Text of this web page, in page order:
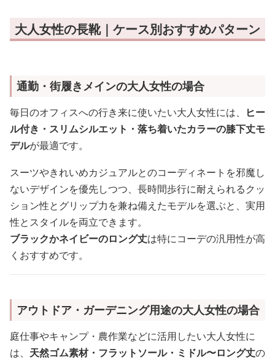
大人女性の長靴｜ケース別おすすめパターン
通勤・街履きメインの大人女性の場合
毎日のオフィスへの行き来に使いたい大人女性には、
ヒー
ル付き・スリムシルエット・落ち着いたカラーの膝下丈モ
デルが最適です。
スーツやきれいめカジュアルとのコーディネートを邪魔し
ないデザインを優先しつつ、長時間歩行に耐えられるクッ
ション性とグリップ力を兼ね備えたモデルを選ぶと、実用
性とスタイルを両立できます。
ブラックかネイビーのロング丈は特にコーデの汎用性が高
くおすすめです。
アウトドア・ガーデニング用途の大人女性の場合
庭仕事やキャンプ・農作業などに活用したい大人女性に
は、 天然ゴム素材・フラットソール・ミドル〜ロング丈の